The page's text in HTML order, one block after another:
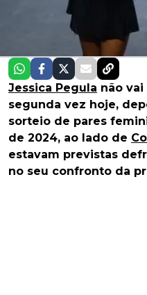
Jessica Pegula não
segunda vez hoje,
sorteio de pares
de 2024, ao lado de
estavam previstas
no seu confronto da